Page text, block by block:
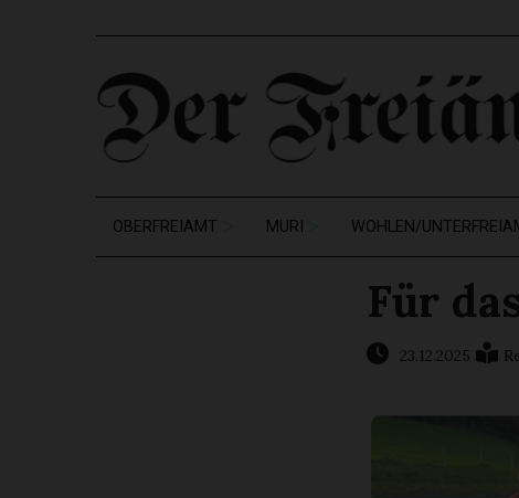
OBERFREIAMT MURI WOHLEN/
Für
23.12.2025